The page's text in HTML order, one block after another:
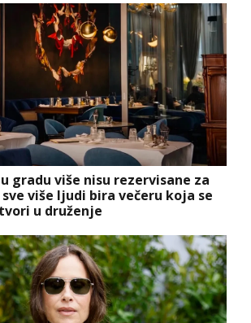
gradu više nisu rezervisane za
više ljudi bira večeru koja se
u druženje